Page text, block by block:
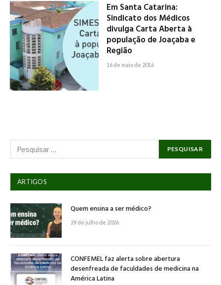
Em Santa Catarina:
Sindicato dos Médicos
divulga Carta Aberta à
população de Joaçaba e
Região
16 de maio de 2016
ARTIGOS
Quem ensina a ser médico?
29 de julho de 2026
CONFEMEL faz alerta sobre abertura
desenfreada de faculdades de medicina na
América Latina